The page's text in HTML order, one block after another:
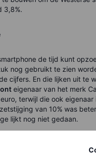
3,8%.
de tijd kunt
nog gebruikt te zien
cijfers. En die lijken uit te
eigenaar van het merk
terwijl die ook eigenaar
van 10% was
lijkt nog niet gedaan.